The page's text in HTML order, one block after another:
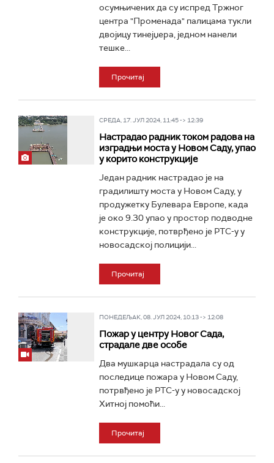
осумњичених да су испред Тржног
центра "Променада" палицама тукли
двојицу тинејџера, једном нанели
тешке...
Прочитај
СРЕДА, 17. ЈУЛ 2024, 11:45 -> 12:39
Настрадао радник током радова на
изградњи моста у Новом Саду, упао
у корито конструкције
Један радник настрадао је на
градилишту моста у Новом Саду, у
продужетку Булевара Европе, када
је око 9.30 упао у простор пoдводне
конструкције, потврђено je РТС-у у
новосадској полицији...
Прочитај
ПОНЕДЕЉАК, 08. ЈУЛ 2024, 10:13 -> 12:08
Пожар у центру Новог Сада,
страдале две особе
Два мушкарца настрадала су од
последице пожара у Новом Саду,
потрвђено је РТС-у у новосадскoј
Хитној помоћи...
Прочитај